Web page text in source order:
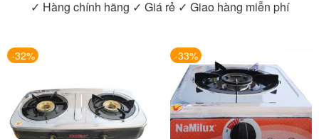
✓ Hàng chính hãng ✓ Giá rẻ ✓ Giao hàng miễn phí
-32% -33%